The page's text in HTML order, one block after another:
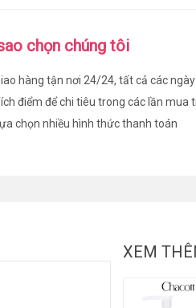
chọn chúng tôi
hàng tận nơi 24/24, tất cả các
điểm để chi tiêu trong các lần mua
chọn nhiều hình thức thanh toán
XEM